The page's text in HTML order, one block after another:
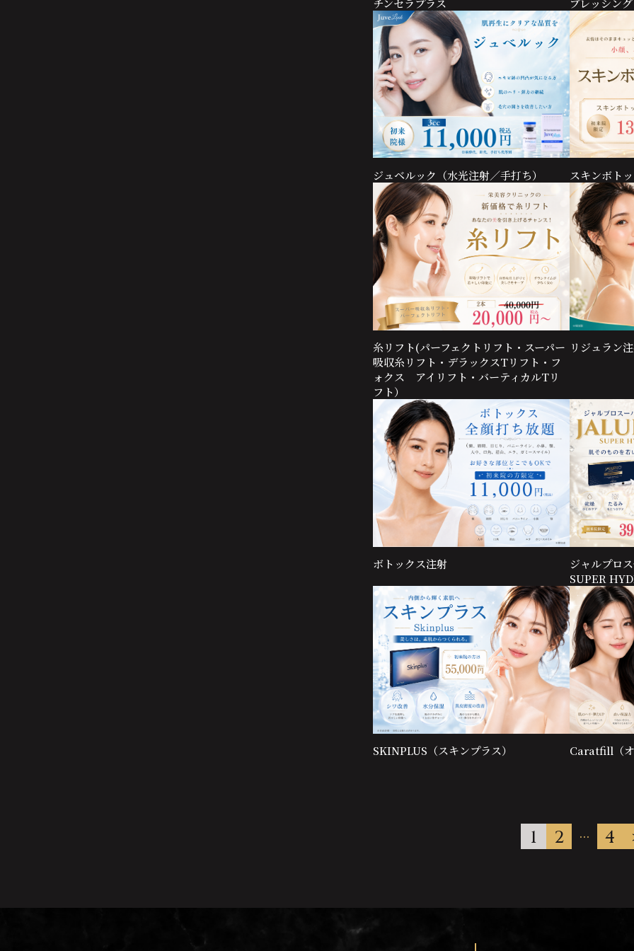
ジュベルック（水光注射／手打ち） スキンボト
糸リフト(パーフェクトリフト・スーパー
吸収糸リフト・デラックスTリフト・フ
ォクス アイリフト・バーティカルTリ
フト）
リジュラン
ボトックス注射
ジャルプロ
SUPER
SKINPLUS（スキンプラス） Caratfill（
1 2 … 4